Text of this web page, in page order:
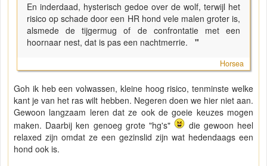
En inderdaad, hysterisch gedoe over de wolf, terwijl het
risico op schade door een HR hond vele malen groter is,
alsmede de tijgermug of de confrontatie met een
hoornaar nest, dat is pas een nachtmerrie.
"
Horsea
Goh ik heb een volwassen, kleine hoog risico, tenminste welke
kant je van het ras wilt hebben. Negeren doen we hier niet aan.
Gewoon langzaam leren dat ze ook de goeie keuzes mogen
maken. Daarbij ken genoeg grote "hg's"
die gewoon heel
relaxed zijn omdat ze een gezinslid zijn wat hedendaags een
hond ook is.